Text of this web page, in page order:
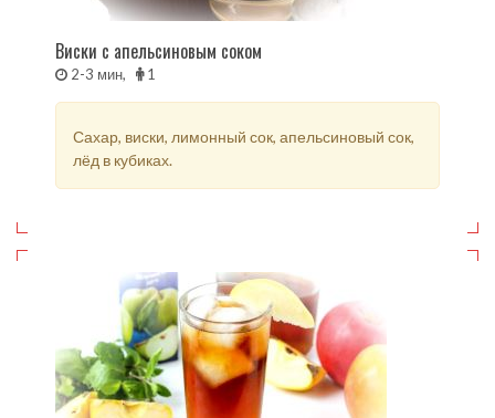
Виски с апельсиновым соком
2-3 мин, 1
Сахар, виски, лимонный сок, апельсиновый сок,
лёд в кубиках.